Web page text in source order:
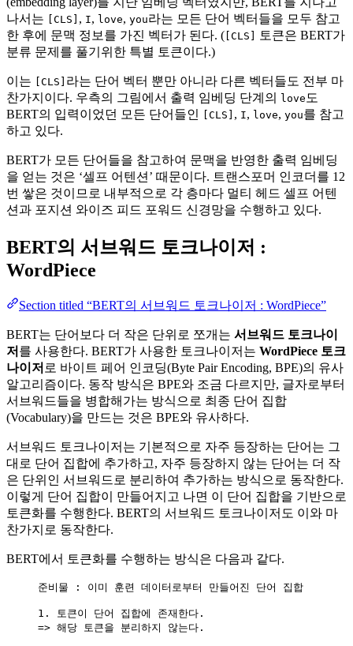
나서는
[CLS] , I, love, you라는 모든 단어 벡터들을 모두 참고
한 후에 문맥 정보를 가진 벡터가 된다. ( [CLS]
토큰은 BERT가
분류 문제를 풀기위한 특별 토큰이다.)
이는 [CLS] 라는 단어 벡터 뿐만 아니라 다른 벡터들도 전부 마
찬가지이다. 우측의 그림에서 출력 임베딩 단계의
love 도
BERT의 입력이었던 모든 단어들인
[CLS] , I, love, you를 참고
하고 있다.
BERT가 모든 단어들을 참고하여 문맥을 반영한 출력 임베딩
을 얻는 것은 ‘셀프 어텐션’ 때문이다. 트랜스포머 인코더를 12
번 쌓은 것이므로 내부적으로 각 층마다 멀티 헤드 셀프 어텐
션과 포지션 와이즈 피드 포워드 신경망을 수행하고 있다.
BERT의 서브워드 토크나이저 :
WordPiece
Section titled “BERT의 서브워드 토크나이저 : WordPiece”
BERT는 단어보다 더 작은 단위로 쪼개는 서브워드 토크나이
저 를 사용한다. BERT가 사용한 토크나이저는 WordPiece 토크
나이저 로 바이트 페어 인코딩(Byte Pair Encoding, BPE)의 유사
알고리즘이다. 동작 방식은 BPE와 조금 다르지만, 글자로부터
서브워드들을 병합해가는 방식으로 최종 단어 집합
(Vocabulary)을 만드는 것은 BPE와 유사하다.
서브워드 토크나이저는 기본적으로 자주 등장하는 단어는 그
대로 단어 집합에 추가하고, 자주 등장하지 않는 단어는 더 작
은 단위인 서브워드로 분리하여 추가하는 방식으로 동작한다.
이렇게 단어 집합이 만들어지고 나면 이 단어 집합을 기반으로
토큰화를 수행한다. BERT의 서브워드 토크나이저도 이와 마
찬가지로 동작한다.
BERT에서 토큰화를 수행하는 방식은 다음과 같다.
준비물 : 이미 훈련 데이터로부터 만들어진 단어 집합
1. 토큰이 단어 집합에 존재한다.
=> 해당 토큰을 분리하지 않는다.